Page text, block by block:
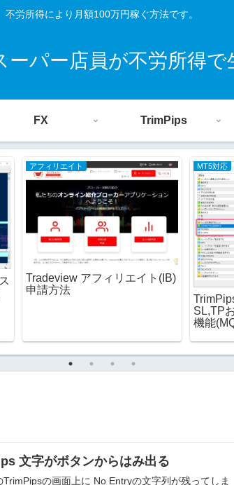
不労所得により月額100万円稼ぐ方法です。
ーパー店員が不労所得で
FX TrimPips
アフィリエイト
Tradeview アフィリエイト(IB)
申請方法
MT5対応
SL,TP
機能
文字がボタンからはみ出る
の画面上に No Entryの文字列が残ってしま